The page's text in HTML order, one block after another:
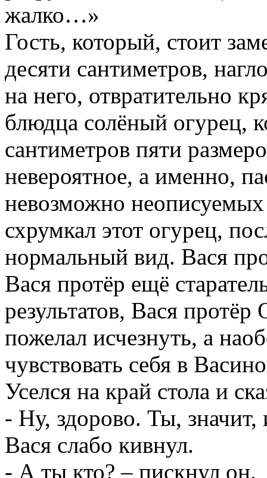
жалко…»
Гость, который, стоит
десяти сантиметров,
на него, отвратительно
блюдца солёный огурец,
сантиметров пяти
невероятное, а именно,
невозможно
схрумкал этот огурец,
нормальный вид. Вася
Вася протёр ещё
результатов, Вася
пожелал исчезнуть, а
чувствовать себя в
Уселся на край стола и
- Ну, здорово. Ты,
Вася слабо кивнул.
- А ты кто? – пискнул он.